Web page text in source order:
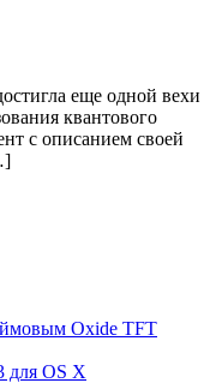
еще одной вехи
квантового
с описанием своей
Oxide TFT
для OS X